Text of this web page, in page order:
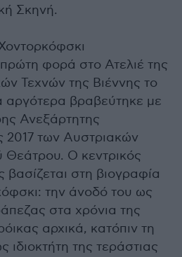
Σκηνή.
φορά στο Ατελιέ της
Τεχνών της Βιέννης το
αργότερα βραβεύτηκε με
Ανεξάρτητης
των Αυστριακών
Ο κεντρικός
στη βιογραφία
την άνοδό του ως
στα χρόνια της
αρχικά, κατόπιν τη
της τεράστιας